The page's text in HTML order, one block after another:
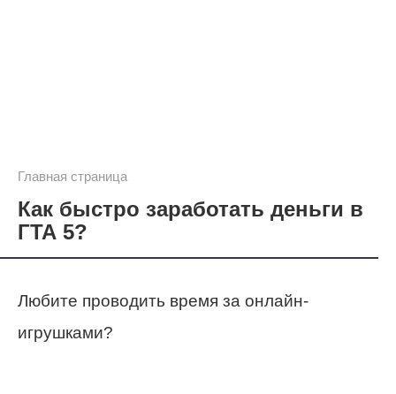
Главная страница
Как быстро заработать деньги в
ГТА 5?
Любите проводить время за онлайн-
игрушками?